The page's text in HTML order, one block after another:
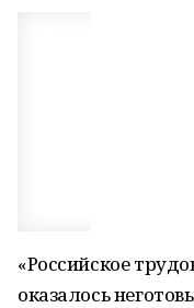
«Российское
оказалось